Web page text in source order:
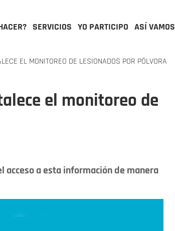
SERVICIOS YO PARTICIPO ASÍ VAMOS
EL MONITOREO DE LESIONADOS POR PÓLVORA
el monitoreo de
acceso a esta información de manera